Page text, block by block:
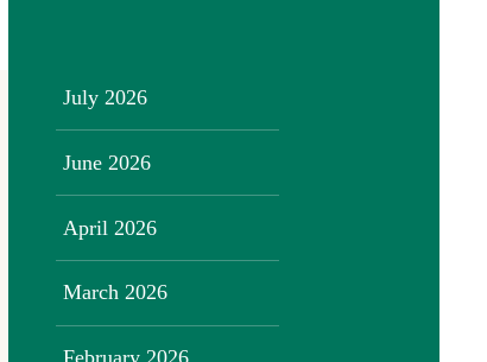
July 2026
June 2026
April 2026
March 2026